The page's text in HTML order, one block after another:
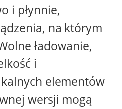
i płynnie,
na którym
ładowanie,
i
elementów
wersji mogą